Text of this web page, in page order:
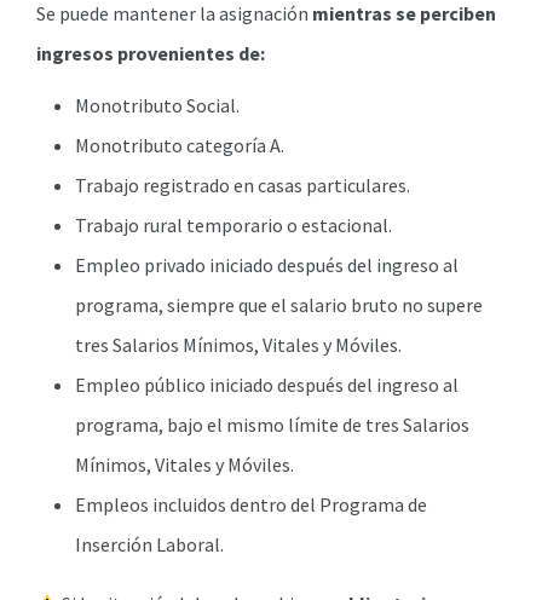
Se puede mantener la asignación mientras se perciben
ingresos provenientes de:
Monotributo Social.
Monotributo categoría A.
Trabajo registrado en casas particulares.
Trabajo rural temporario o estacional.
Empleo privado iniciado después del ingreso al
programa, siempre que el salario bruto no supere
tres Salarios Mínimos, Vitales y Móviles.
Empleo público iniciado después del ingreso al
programa, bajo el mismo límite de tres Salarios
Mínimos, Vitales y Móviles.
Empleos incluidos dentro del Programa de
Inserción Laboral.